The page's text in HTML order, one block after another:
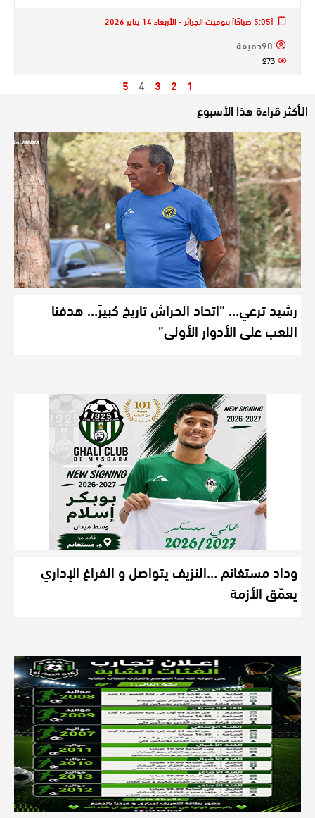
[5:05 صباحًا] بتوقيت الجزائر - الأربعاء 14 يناير 2026
90دقيقة
273
1
2
3
4
5
الـأكثر قراءة هذا الأسبوع
رشيد ترعي… “اتحاد الحراش تاريخ كبيرً… هدفنا
اللعب على الأدوار الأولى”
وداد مستغانم …النزيف يتواصل و الفراغ الإداري
يعمّق الأزمة